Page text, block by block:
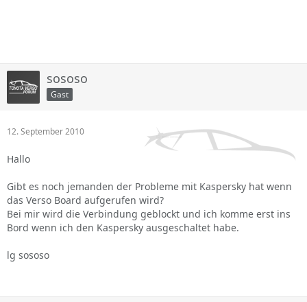
sososo
Gast
12. September 2010
Hallo
Gibt es noch jemanden der Probleme mit Kaspersky hat wenn
das Verso Board aufgerufen wird?
Bei mir wird die Verbindung geblockt und ich komme erst ins
Bord wenn ich den Kaspersky ausgeschaltet habe.
lg sososo